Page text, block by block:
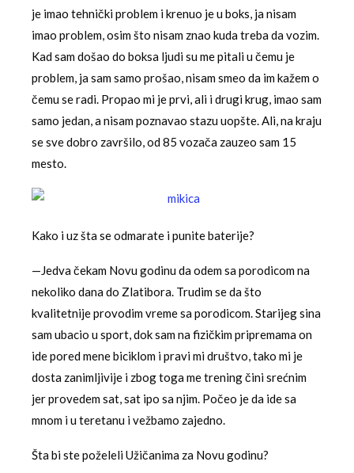
je imao tehnički problem i krenuo je u boks, ja nisam
imao problem, osim što nisam znao kuda treba da vozim.
Kad sam došao do boksa ljudi su me pitali u čemu je
problem, ja sam samo prošao, nisam smeo da im kažem o
čemu se radi. Propao mi je prvi, ali i drugi krug, imao sam
samo jedan, a nisam poznavao stazu uopšte. Ali, na kraju
se sve dobro završilo, od 85 vozača zauzeo sam 15
mesto.
Kako i uz šta se odmarate i punite baterije?
—Jedva čekam Novu godinu da odem sa porodicom na
nekoliko dana do Zlatibora. Trudim se da što
kvalitetnije provodim vreme sa porodicom. Starijeg sina
sam ubacio u sport, dok sam na fizičkim pripremama on
ide pored mene biciklom i pravi mi društvo, tako mi je
dosta zanimljivije i zbog toga me trening čini srećnim
jer provedem sat, sat ipo sa njim. Počeo je da ide sa
mnom i u teretanu i vežbamo zajedno.
Šta bi ste poželeli Užičanima za Novu godinu?